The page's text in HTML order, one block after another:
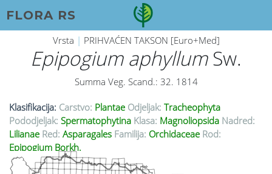
FLORA RS
Vrsta | PRIHVAĆEN TAKSON [Euro+Med]
Epipogium aphyllumSw.
Summa Veg. Scand.: 32. 1814
Klasifikacija: Carstvo: Plantae Odjeljak: Tracheophyta
Pododjeljak: Spermatophytina Klasa: Magnoliopsida Nadred:
Lilianae Red: Asparagales Familija: Orchidaceae Rod:
Epipogium Borkh.